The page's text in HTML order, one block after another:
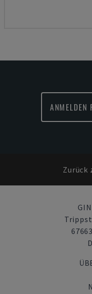
ANMELDEN
Zurück